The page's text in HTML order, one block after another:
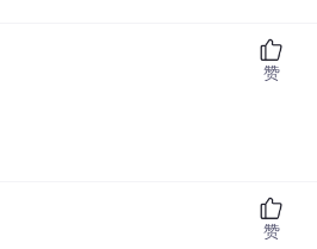
赞
赞